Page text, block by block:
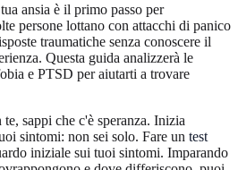
ansia è il primo passo per
persone lottano con attacchi di panico
traumatiche senza conoscere il
Questa guida analizzerà le
e PTSD per aiutarti a trovare
sappi che c'è speranza. Inizia
sintomi: non sei solo. Fare un test
iniziale sui tuoi sintomi. Imparando